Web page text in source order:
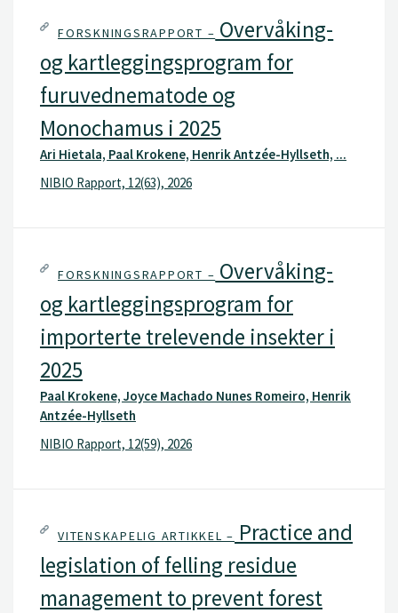
FORSKNINGSRAPPORT – Overvåking-
og kartleggingsprogram for
furuvednematode og
Monochamus i 2025
Ari Hietala, Paal Krokene, Henrik Antzée-Hyllseth, ...
NIBIO Rapport, 12(63), 2026
FORSKNINGSRAPPORT – Overvåking-
og kartleggingsprogram for
importerte trelevende insekter i
2025
Paal Krokene, Joyce Machado Nunes Romeiro, Henrik
Antzée-Hyllseth
NIBIO Rapport, 12(59), 2026
VITENSKAPELIG ARTIKKEL – Practice and
legislation of felling residue
management to prevent forest